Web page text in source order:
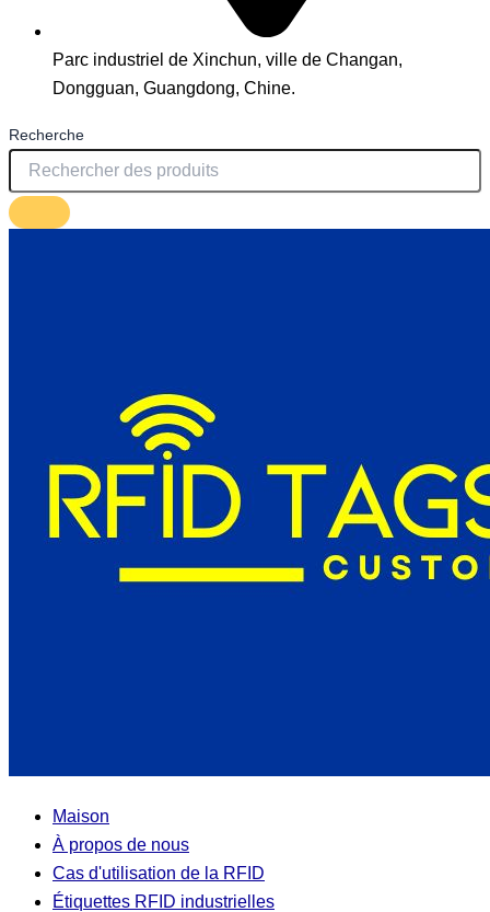
Parc industriel de Xinchun, ville de Changan,
Dongguan, Guangdong, Chine.
Recherche
Maison
À propos de nous
Cas d'utilisation de la RFID
Étiquettes RFID industrielles